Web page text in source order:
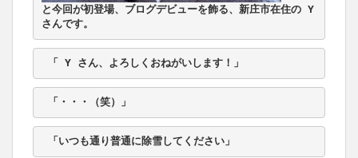
と今回が初登場、ブログデビューを飾る、新庄市在住の Y
さんです。
「 Y さん、よろしくおねがいします！」
「・・・（笑）」
「いつも通り普通に除雪してください」